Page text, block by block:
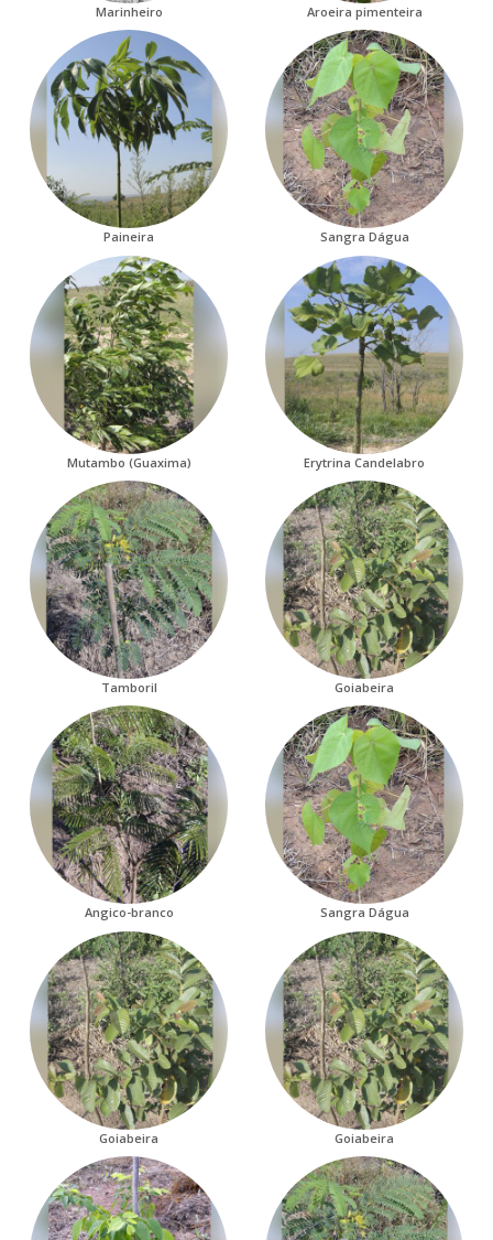
Marinheiro Aroeira pimenteira
Paineira Sangra Dágua
Mutambo (Guaxima) Erytrina Candelabro
Tamboril Goiabeira
Angico-branco Sangra Dágua
Goiabeira Goiabeira